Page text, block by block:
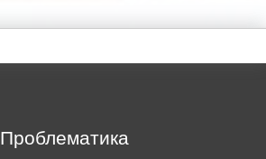
Проблематика